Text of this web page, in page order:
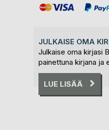
JULKAISE OMA
Julkaise oma kirjasi
painettuna kirjana ja
LUE LISÄÄ